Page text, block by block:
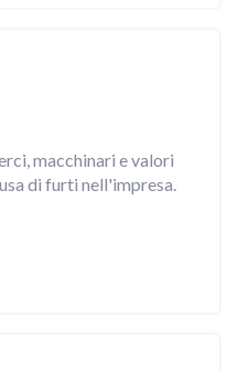
macchinari e valori
di furti nell'impresa.